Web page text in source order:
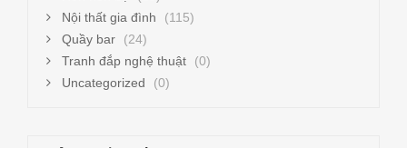
Nội thất gia đình
(115)
Quầy bar
(24)
Tranh đắp nghệ thuật
(0)
Uncategorized
(0)